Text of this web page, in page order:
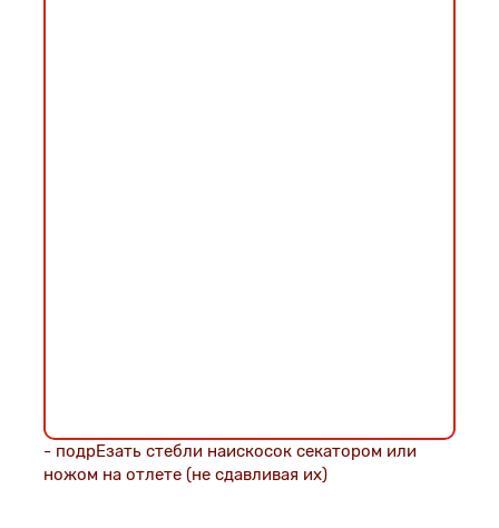
- подрЕзать стебли наискосок секатором или
ножом на отлете (не сдавливая их)